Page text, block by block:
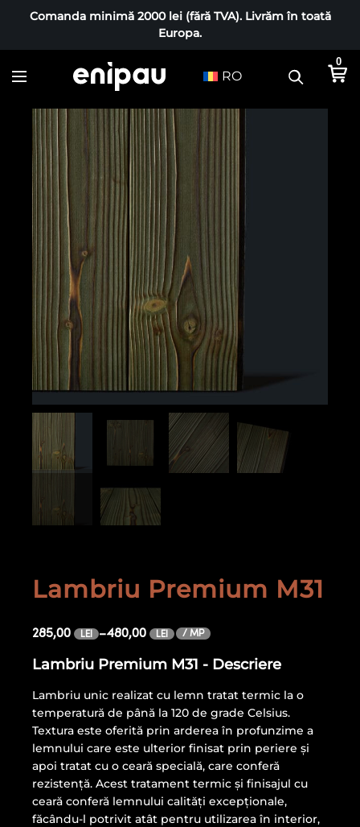
Comanda minimă 2000 lei (fără TVA). Livrăm în toată
Europa.
RO
0
Lambriu Premium M31
285,00 LEI –480,00 LEI / MP
Lambriu Premium M31 - Descriere
Lambriu unic realizat cu lemn tratat termic la o
temperatură de până la 120 de grade Celsius.
Textura este oferită prin arderea în profunzime a
lemnului care este ulterior finisat prin periere și
apoi tratat cu o ceară specială, care conferă
rezistență. Acest tratament termic și finisajul cu
ceară conferă lemnului calități excepționale,
făcându-l potrivit atât pentru utilizarea în interior,